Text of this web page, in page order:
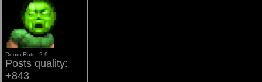
Doom Rate: 2.9
Posts quality:
+843